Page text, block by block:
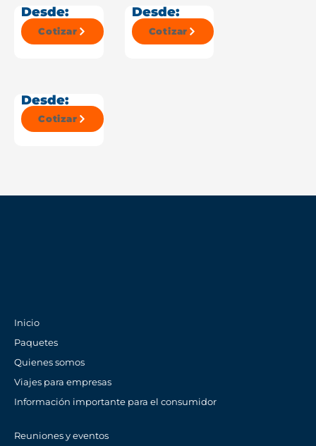
Desde:
Cotizar
Desde:
Cotizar
Desde:
Cotizar
Inicio
Paquetes
Quienes somos
Viajes para empresas
Información importante para el consumidor
Reuniones y eventos